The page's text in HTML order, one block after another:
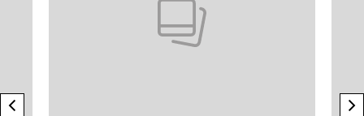
previous element